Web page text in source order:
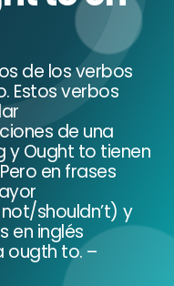
de los verbos
Estos verbos
de una
y Ought to tienen
en frases
shouldn’t) y
en inglés
ougth to. –